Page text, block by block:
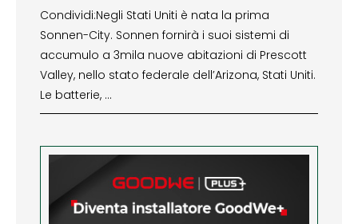
Condividi:Negli Stati Uniti è nata la prima
Sonnen-City. Sonnen fornirà i suoi sistemi di
accumulo a 3mila nuove abitazioni di Prescott
Valley, nello stato federale dell’Arizona, Stati Uniti.
Le batterie, …